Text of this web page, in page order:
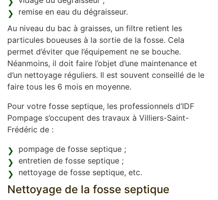
remise en eau du dégraisseur.
Au niveau du bac à graisses, un filtre retient les
particules boueuses à la sortie de la fosse. Cela
permet d’éviter que l’équipement ne se bouche.
Néanmoins, il doit faire l’objet d’une maintenance et
d’un nettoyage réguliers. Il est souvent conseillé de le
faire tous les 6 mois en moyenne.
Pour votre fosse septique, les professionnels d’IDF
Pompage s’occupent des travaux à Villiers-Saint-
Frédéric de :
pompage de fosse septique ;
entretien de fosse septique ;
nettoyage de fosse septique, etc.
Nettoyage de la fosse septique